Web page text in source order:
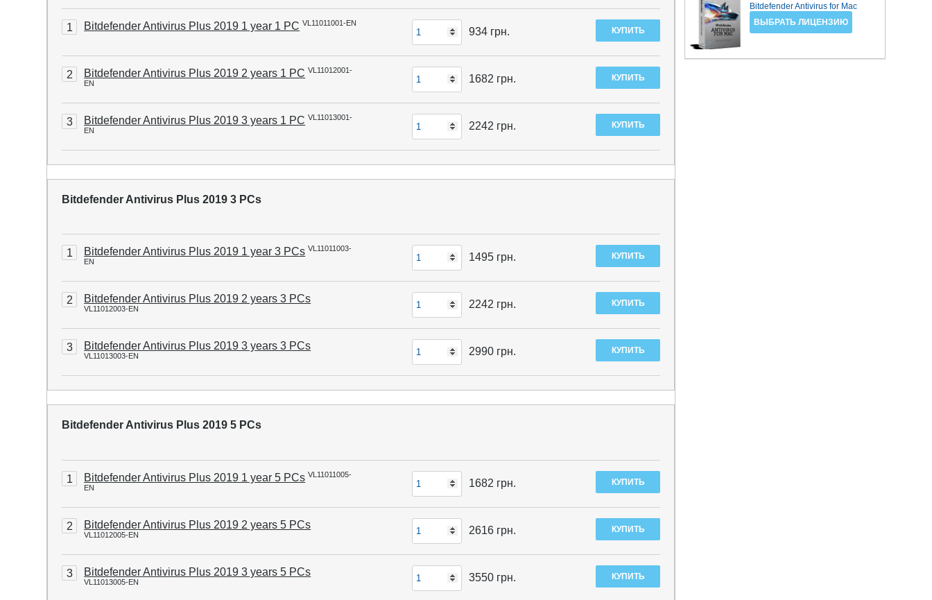
1 Bitdefender Antivirus Plus 2019 1 year 1 PC VL11011001-EN
934грн.
2 Bitdefender Antivirus Plus 2019 2 years 1 PC VL11012001-
EN
1682 грн.
3 Bitdefender Antivirus Plus 2019 3 years 1 PC VL11013001-
EN
2242 грн.
Bitdefender Antivirus Plus 2019 3 PCs
1 Bitdefender Antivirus Plus 2019 1 year 3 PCs VL11011003-
EN
1495грн.
2 Bitdefender Antivirus Plus 2019 2 years 3 PCs
VL11012003-EN 2242 грн.
3 Bitdefender Antivirus Plus 2019 3 years 3 PCs
VL11013003-EN 2990грн.
Bitdefender Antivirus Plus 2019 5 PCs
1 Bitdefender Antivirus Plus 2019 1 year 5 PCs VL11011005-
EN
1682 грн.
2 Bitdefender Antivirus Plus 2019 2 years 5 PCs
VL11012005-EN 2616грн.
3 Bitdefender Antivirus Plus 2019 3 years 5 PCs
VL11013005-EN 3550грн.
Bitdefender Antivirus for Mac
ВЫБРАТЬ ЛИЦЕНЗИЮ